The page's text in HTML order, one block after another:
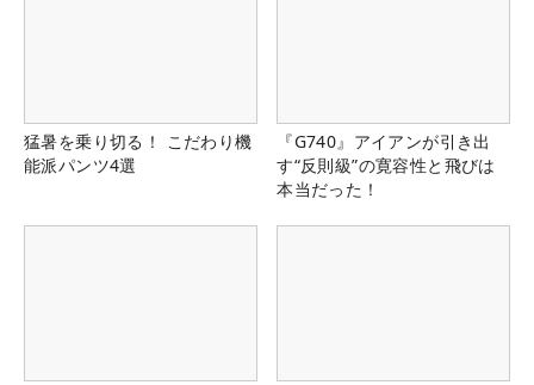
猛暑を乗り切る！ こだわり機
能派パンツ4選
『G740』アイアンが引き出
す“反則級”の寛容性と飛びは
本当だった！